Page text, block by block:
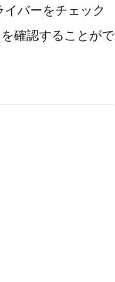
バーをチェック
確認することがで